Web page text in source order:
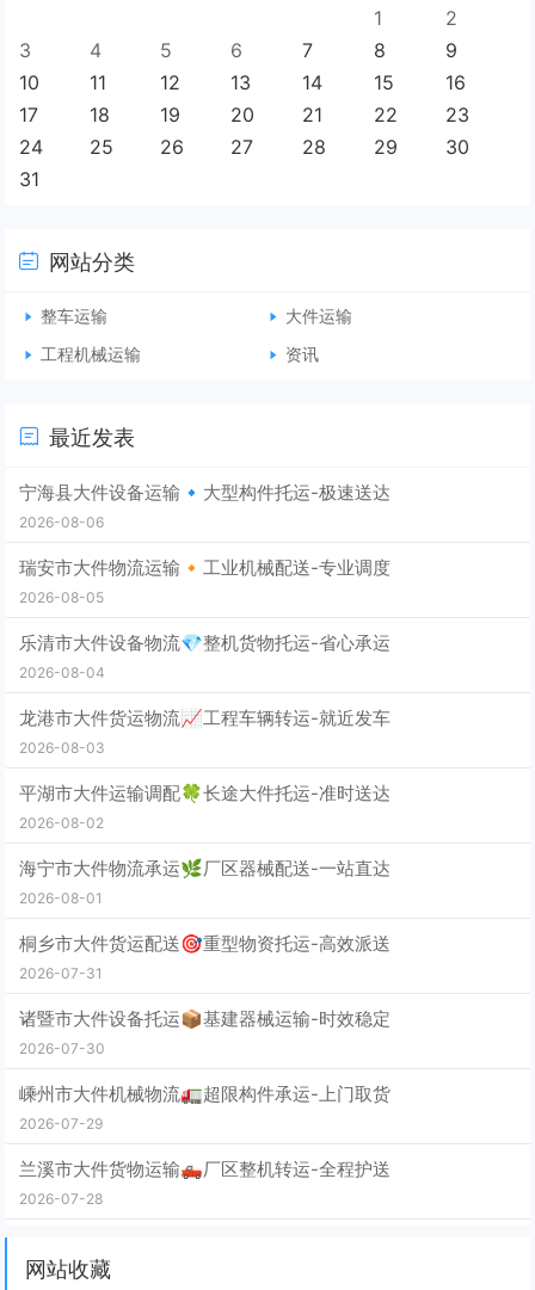
1
2
3
4 5 6 7 8
9
10
11 12 13 14 15
16
17
18 19 20 21 22
23
24
25 26 27 28 29
30
31
网站分类
整车运输
大件运输
工程机械运输
资讯
最近发表
宁海县大件设备运输🔹大型构件托运-极速送达
2026-08-06
瑞安市大件物流运输🔸工业机械配送-专业调度
2026-08-05
乐清市大件设备物流💎整机货物托运-省心承运
2026-08-04
龙港市大件货运物流📈工程车辆转运-就近发车
2026-08-03
平湖市大件运输调配🍀长途大件托运-准时送达
2026-08-02
海宁市大件物流承运🌿厂区器械配送-一站直达
2026-08-01
桐乡市大件货运配送🎯重型物资托运-高效派送
2026-07-31
诸暨市大件设备托运📦基建器械运输-时效稳定
2026-07-30
嵊州市大件机械物流🚛超限构件承运-上门取货
2026-07-29
兰溪市大件货物运输🛻厂区整机转运-全程护送
2026-07-28
网站收藏